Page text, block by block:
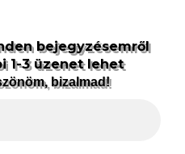
bejegyzésemről
1-3 üzenet lehet
bizalmad!